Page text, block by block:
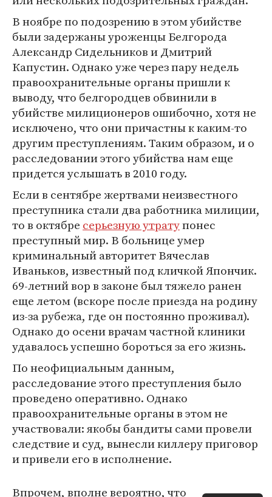
В ноябре по подозрению в этом убийстве
были задержаны уроженцы Белгорода
Александр Сидельников и Дмитрий
Капустин. Однако уже через пару недель
правоохранительные органы пришли к
выводу, что белгородцев обвинили в
убийстве милиционеров ошибочно, хотя не
исключено, что они причастны к каким-то
другим преступлениям. Таким образом, и о
расследовании этого убийства нам еще
придется услышать в 2010 году.
Если в сентябре жертвами неизвестного
преступника стали два работника милиции,
то в октябре серьезную утратупонес
преступный мир. В больнице умер
криминальный авторитет Вячеслав
Иваньков, известный под кличкой Япончик.
69-летний вор в законе был тяжело ранен
еще летом (вскоре после приезда на родину
из-за рубежа, где он постоянно проживал).
Однако до осени врачам частной клиники
удавалось успешно бороться за его жизнь.
По неофициальным данным,
расследование этого преступления было
проведено оперативно. Однако
правоохранительные органы в этом не
участвовали: якобы бандиты сами провели
следствие и суд, вынесли киллеру приговор
и привели его в исполнение.
Впрочем, вполне вероятно, что